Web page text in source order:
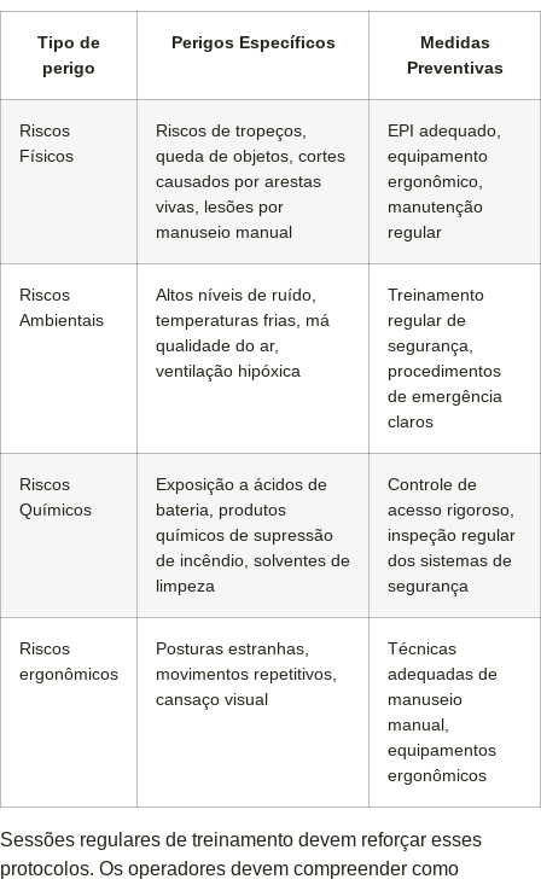
Tipo de
perigo
Perigos Específicos
Medidas
Preventivas
Riscos
Físicos
Riscos de tropeços,
queda de objetos, cortes
causados ​​por arestas
vivas, lesões por
manuseio manual
EPI adequado,
equipamento
ergonômico,
manutenção
regular
Riscos
Ambientais
Altos níveis de ruído,
temperaturas frias, má
qualidade do ar,
ventilação hipóxica
Treinamento
regular de
segurança,
procedimentos
de emergência
claros
Riscos
Químicos
Exposição a ácidos de
bateria, produtos
químicos de supressão
de incêndio, solventes de
limpeza
Controle de
acesso rigoroso,
inspeção regular
dos sistemas de
segurança
Riscos
ergonômicos
Posturas estranhas,
movimentos repetitivos,
cansaço visual
Técnicas
adequadas de
manuseio
manual,
equipamentos
ergonômicos
Sessões regulares de treinamento devem reforçar esses
protocolos. Os operadores devem compreender como